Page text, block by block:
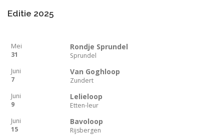
Editie 2025
Mei
31
Rondje Sprundel
Sprundel
Juni
7
Van Goghloop
Zundert
Juni
9
Lelieloop
Etten-leur
Juni
15
Bavoloop
Rijsbergen